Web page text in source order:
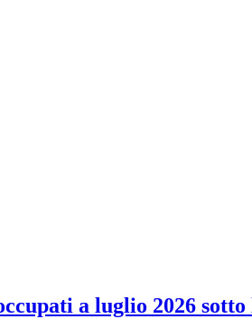
a luglio 2026 sotto